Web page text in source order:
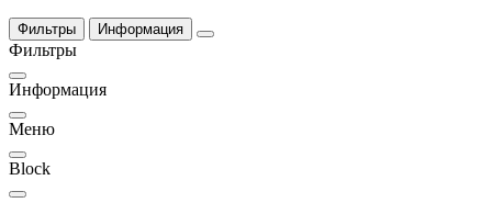
Фильтры Информация
Фильтры
Информация
Меню
Block